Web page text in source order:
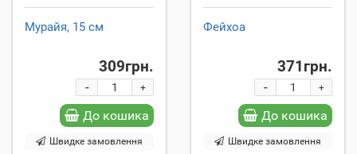
Мурайя, 15 см
309грн.
+
-
До кошика
Швидке замовлення
Фейхоа
371грн.
+
-
До кошика
Швидке замовлення